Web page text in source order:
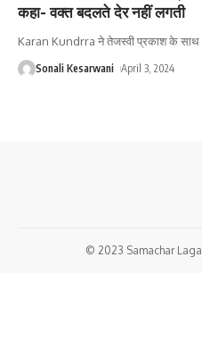
कहा- वक्त बदलते देर नहीं लगती
Karan Kundrra ने तेजस्वी प्रकाश के साथ
Sonali Kesarwani April 3, 2024
© 2023 Samachar